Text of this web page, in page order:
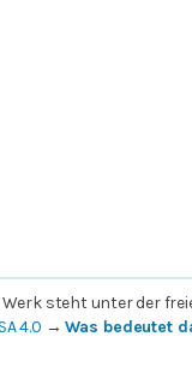
Werk steht unter der
4.0 →Was bedeutet